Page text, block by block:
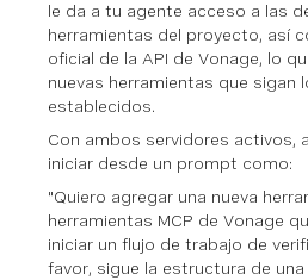
le da a tu agente acceso a las
herramientas del proyecto, así
oficial de la API de Vonage, lo
nuevas herramientas que sigan
establecidos.
Con ambos servidores activos,
iniciar desde un prompt como:
"Quiero agregar una nueva
herramientas MCP de Vonage
iniciar un flujo de trabajo de
favor, sigue la estructura de